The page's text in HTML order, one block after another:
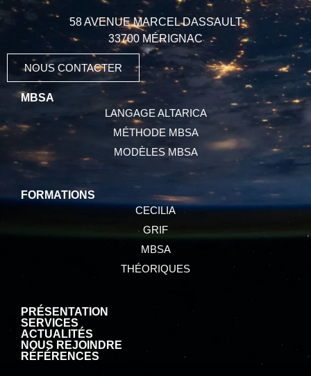
MBSA
LANGAGE ALTARICA
MÉTHODE MBSA
MODÈLES MBSA
58 AVENUE MARCEL DASSAULT
33700 MÉRIGNAC
NOUS CONTACTER
FORMATIONS
CECILIA
GRIF
MBSA
THÉORIQUES
PRÉSENTATION
SERVICES
ACTUALITÉS
NOUS REJOINDRE
RÉFÉRENCES